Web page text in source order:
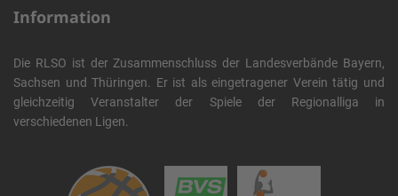
Information
Die RLSO ist der Zusammenschluss der Landesverbände Bayern,
Sachsen und Thüringen. Er ist als eingetragener Verein tätig und
gleichzeitig Veranstalter der Spiele der Regionalliga in
verschiedenen Ligen.